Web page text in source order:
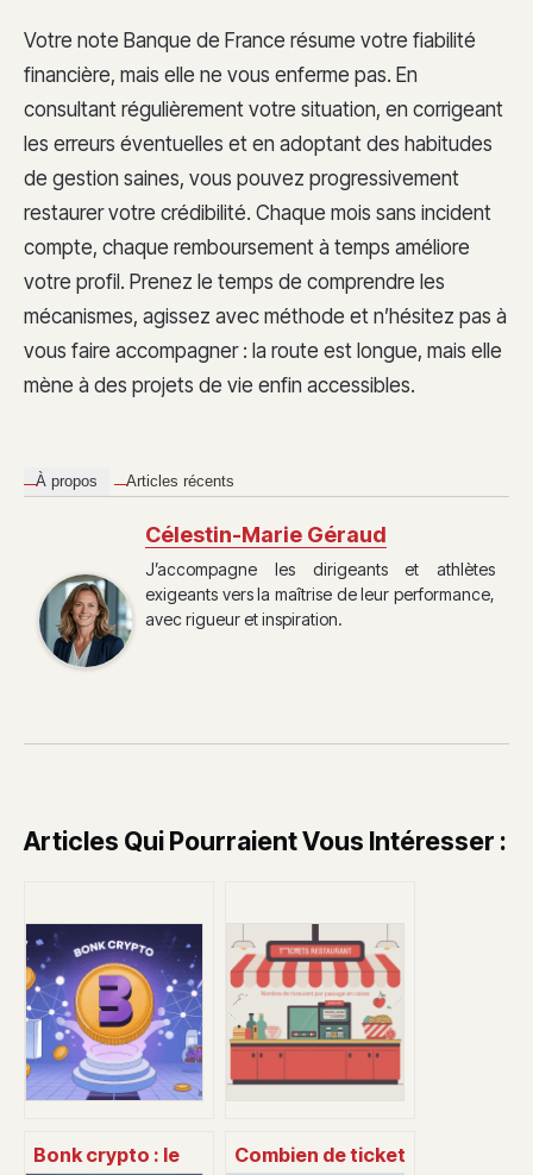
Votre note Banque de France résume votre fiabilité
financière, mais elle ne vous enferme pas. En
consultant régulièrement votre situation, en corrigeant
les erreurs éventuelles et en adoptant des habitudes
de gestion saines, vous pouvez progressivement
restaurer votre crédibilité. Chaque mois sans incident
compte, chaque remboursement à temps améliore
votre profil. Prenez le temps de comprendre les
mécanismes, agissez avec méthode et n’hésitez pas à
vous faire accompagner : la route est longue, mais elle
mène à des projets de vie enfin accessibles.
À propos Articles récents
Célestin-Marie Géraud
J’accompagne les dirigeants et athlètes
exigeants vers la maîtrise de leur performance,
avec rigueur et inspiration.
Articles Qui Pourraient Vous Intéresser :
Bonk crypto : le
Combien de ticket